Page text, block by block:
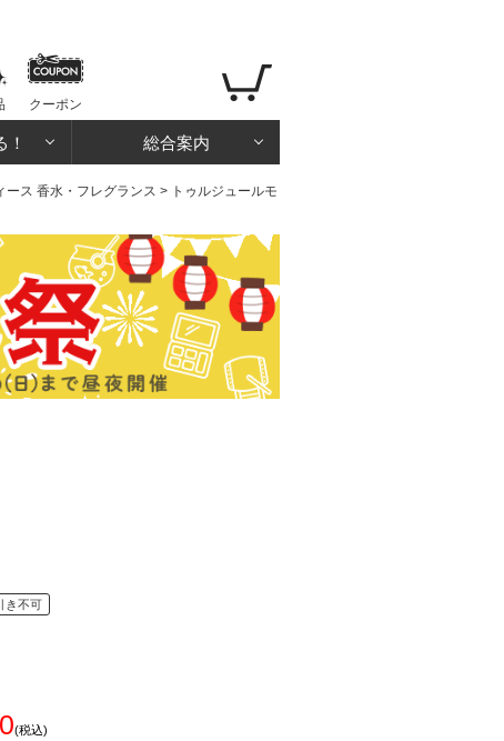
クーポン
！ 総合案内
ース 香水・フレグランス > トゥルジュールモ
き不可
(税込)